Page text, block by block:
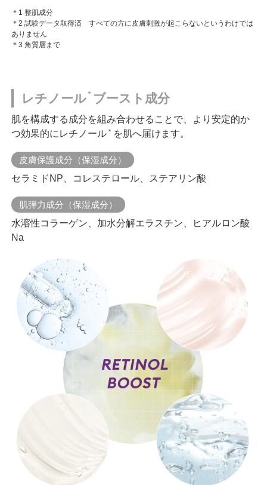
＊1 整肌成分
＊2 試験データ取得済 すべての方に皮膚刺激が起こらないというわけでは
ありません
＊3 角質層まで
レチノール ＊ ブースト成分
肌を構成する成分を組み合わせることで、より安定的か
つ効果的にレチノール ＊ を肌へ届けます。
皮膚保護成分（保湿成分）
セラミドNP、コレステロール、ステアリン酸
肌弾力成分（保湿成分）
水溶性コラーゲン、加水分解エラスチン、ヒアルロン酸
Na